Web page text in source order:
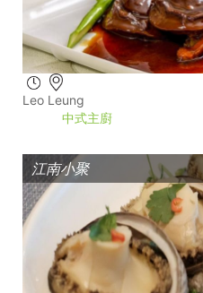
Leo Leung
中式主廚
江南小聚